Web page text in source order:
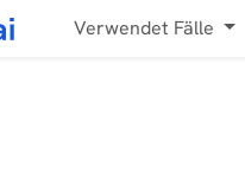
Verwendet Fälle